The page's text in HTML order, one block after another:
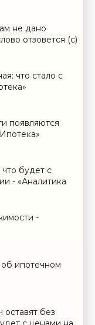
не дано
отзовется (с)
что стало с
появляются
что будет с
- «Аналитика
-
ипотечном
без